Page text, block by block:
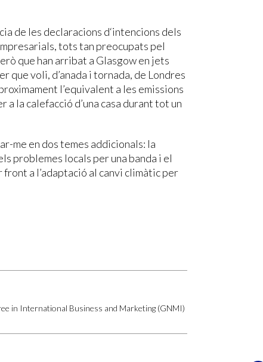
de les declaracions d‘intencions dels
tots tan preocupats pel
que han arribat a Glasgow en jets
que voli, d’anada i tornada, de Londres
l’equivalent a les emissions
la calefacció d’una casa durant tot un
me en dos temes addicionals: la
problemes locals per una banda i el
a l’adaptació al canvi climàtic per
in International Business and Marketing (GNMI)